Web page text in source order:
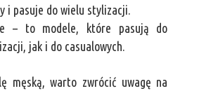
i pasuje do wielu stylizacji.
– to modele, które pasują do
jak i do casualowych.
męską, warto zwrócić uwagę na